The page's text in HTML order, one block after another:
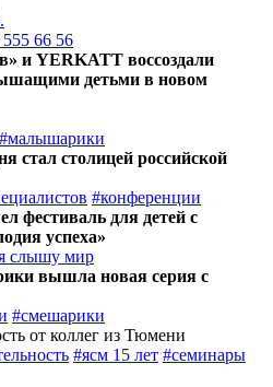
66 56
и YERKATT воссоздали
детьми в новом
#малышарики
стал столицей российской
#конференции
фестиваль для детей с
успеха»
слышу мир
вышла новая серия с
#смешарики
от коллег из Тюмени
#ясм 15 лет #семинары